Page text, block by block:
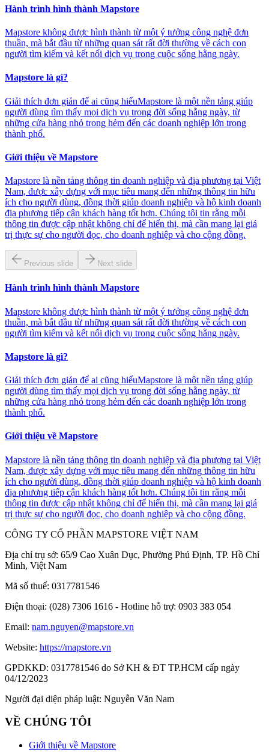
Hành trình hình thành Mapstore
Mapstore không được hình thành từ một ý tưởng công nghệ đơn
thuần, mà bắt đầu từ những quan sát rất đời thường về cách con
người tìm kiếm và kết nối dịch vụ trong cuộc sống hằng ngày.
Mapstore là gì?
Giải thích đơn giản để ai cũng hiểuMapstore là một nền tảng giúp
người dùng tìm thấy mọi dịch vụ trong đời sống hằng ngày, từ
những cửa hàng nhỏ trong hẻm đến các doanh nghiệp lớn trong
thành phố.
Giới thiệu về Mapstore
Mapstore là nền tảng thông tin doanh nghiệp và địa phương tại Việt
Nam, được xây dựng với mục tiêu mang đến những thông tin hữu
ích cho người dùng, đồng thời giúp doanh nghiệp và hộ kinh doanh
địa phương tiếp cận khách hàng tốt hơn. Chúng tôi tin rằng mỗi
thông tin được cập nhật không chỉ để hiển thị, mà cần mang lại giá
trị thực sự cho người đọc, cho doanh nghiệp và cho cộng đồng.
Previous slide Next slide
Hành trình hình thành Mapstore
Mapstore không được hình thành từ một ý tưởng công nghệ đơn
thuần, mà bắt đầu từ những quan sát rất đời thường về cách con
người tìm kiếm và kết nối dịch vụ trong cuộc sống hằng ngày.
Mapstore là gì?
Giải thích đơn giản để ai cũng hiểuMapstore là một nền tảng giúp
người dùng tìm thấy mọi dịch vụ trong đời sống hằng ngày, từ
những cửa hàng nhỏ trong hẻm đến các doanh nghiệp lớn trong
thành phố.
Giới thiệu về Mapstore
Mapstore là nền tảng thông tin doanh nghiệp và địa phương tại Việt
Nam, được xây dựng với mục tiêu mang đến những thông tin hữu
ích cho người dùng, đồng thời giúp doanh nghiệp và hộ kinh doanh
địa phương tiếp cận khách hàng tốt hơn. Chúng tôi tin rằng mỗi
thông tin được cập nhật không chỉ để hiển thị, mà cần mang lại giá
trị thực sự cho người đọc, cho doanh nghiệp và cho cộng đồng.
CÔNG TY CỔ PHẦN MAPSTORE VIỆT NAM
Địa chỉ trụ sở: 65/9 Cao Xuân Dục, Phường Phú Định, TP. Hồ Chí
Minh, Việt Nam
Mã số thuế: 0317781546
Điện thoại: (028) 7306 1616 - Hotline hỗ trợ: 0903 383 054
Email: nam.nguyen@mapstore.vn
Website: https://mapstore.vn
GPDKKD: 0317781546 do Sở KH & ĐT TP.HCM cấp ngày
04/12/2023
Người đại diện pháp luật: Nguyễn Văn Nam
VỀ CHÚNG TÔI
Giới thiệu về Mapstore